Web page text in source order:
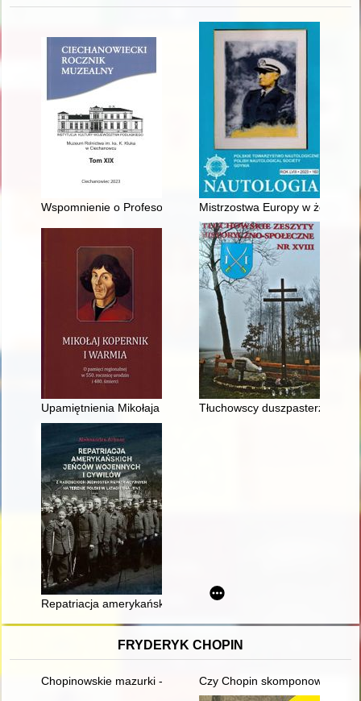
Wspomnienie o Profesorze Marianie Pokropku (1932-2023)
Mistrzostwa Europy w
Upamiętnienia Mikołaja Kopernika przed jubileuszem 400-
Tłuchowscy duszpasterze
Repatriacja amerykańskich jeńców wojennych i cywilów z
FRYDERYK CHOPIN
Chopinowskie mazurki - czyli folklor a pojęcie muzyki
Czy Chopin skomponował